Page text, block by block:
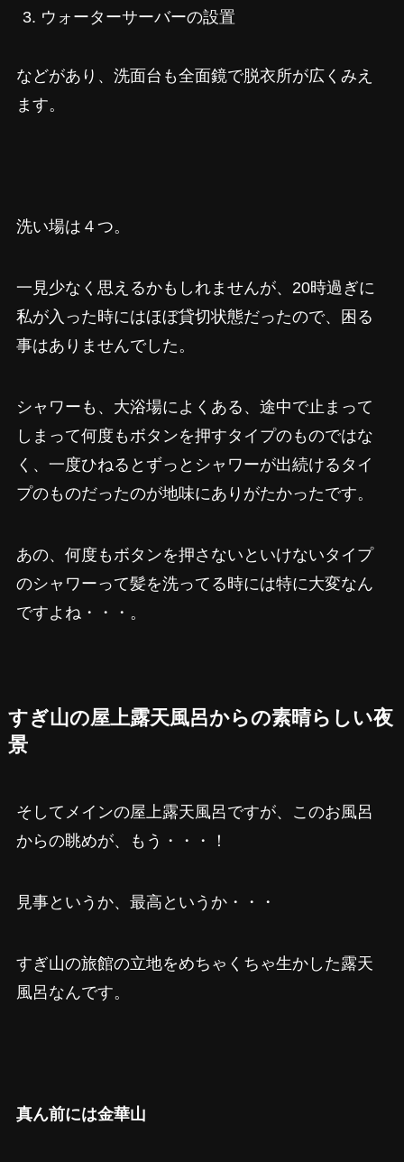
ウォーターサーバーの設置
などがあり、洗面台も全面鏡で脱衣所が広くみえ
ます。
洗い場は４つ。
一見少なく思えるかもしれませんが、20時過ぎに
私が入った時にはほぼ貸切状態だったので、困る
事はありませんでした。
シャワーも、大浴場によくある、途中で止まって
しまって何度もボタンを押すタイプのものではな
く、一度ひねるとずっとシャワーが出続けるタイ
プのものだったのが地味にありがたかったです。
あの、何度もボタンを押さないといけないタイプ
のシャワーって髪を洗ってる時には特に大変なん
ですよね・・・。
すぎ山の屋上露天風呂からの素晴らしい夜
景
そしてメインの屋上露天風呂ですが、このお風呂
からの眺めが、もう・・・！
見事というか、最高というか・・・
すぎ山の旅館の立地をめちゃくちゃ生かした露天
風呂なんです。
真ん前には金華山